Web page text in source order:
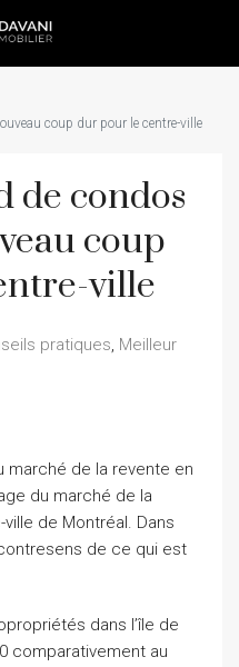
coup dur pour le centre-ville
de condos
coup
ville
pratiques, Meilleur
marché de la revente en
du marché de la
de Montréal. Dans
de ce qui est
dans l’île de
comparativement au